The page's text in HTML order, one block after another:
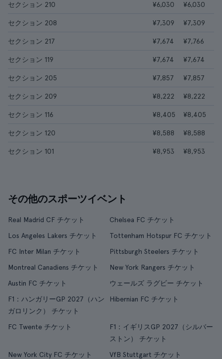
セクション 210 ¥6,030 ¥6,030
セクション 208 ¥7,309 ¥7,309
セクション 217 ¥7,674 ¥7,766
セクション 119 ¥7,674 ¥7,674
セクション 205 ¥7,857 ¥7,857
セクション 209 ¥8,222 ¥8,222
セクション 116 ¥8,405 ¥8,405
セクション 120 ¥8,588 ¥8,588
セクション 101 ¥8,953 ¥8,953
その他のスポーツイベント
Real Madrid CF チケット
Chelsea FC チケット
Los Angeles Lakers チケット
Tottenham Hotspur FC チケット
FC Inter Milan チケット
Pittsburgh Steelers チケット
Montreal Canadiens チケット
New York Rangers チケット
Austin FC チケット
ウェールズ ラグビー チケット
F1：ハンガリーGP 2027（ハン
ガロリンク） チケット
Hibernian FC チケット
FC Twente チケット
F1：イギリスGP 2027（シルバー
ストン） チケット
New York City FC チケット
VfB Stuttgart チケット